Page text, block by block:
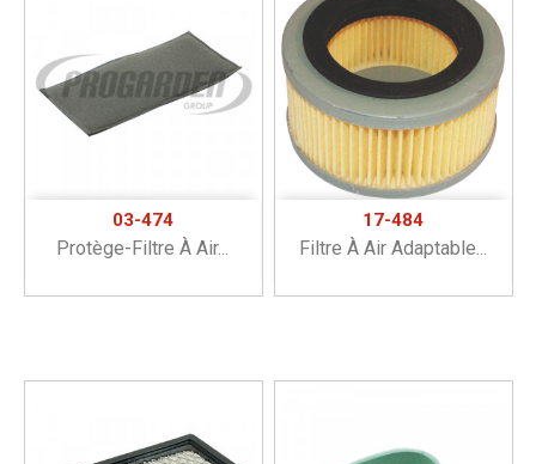
03-474
Protège-Filtre À Air...
17-484
Filtre À Air Adaptable...